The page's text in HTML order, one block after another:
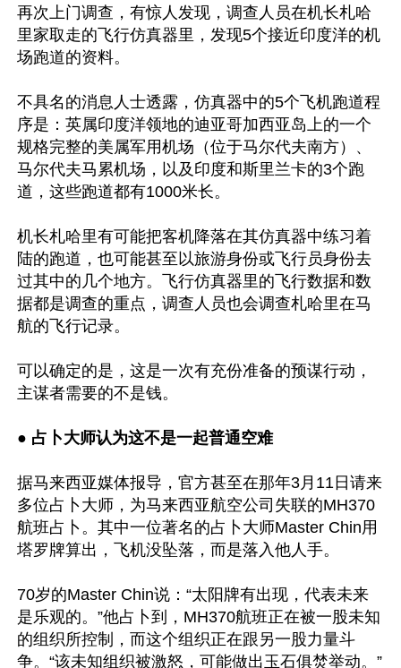
再次上门调查，有惊人发现，调查人员在机长札哈
里家取走的飞行仿真器里，发现5个接近印度洋的机
场跑道的资料。
不具名的消息人士透露，仿真器中的5个飞机跑道程
序是：英属印度洋领地的迪亚哥加西亚岛上的一个
规格完整的美属军用机场（位于马尔代夫南方）、
马尔代夫马累机场，以及印度和斯里兰卡的3个跑
道，这些跑道都有1000米长。
机长札哈里有可能把客机降落在其仿真器中练习着
陆的跑道，也可能甚至以旅游身份或飞行员身份去
过其中的几个地方。飞行仿真器里的飞行数据和数
据都是调查的重点，调查人员也会调查札哈里在马
航的飞行记录。
可以确定的是，这是一次有充份准备的预谋行动，
主谋者需要的不是钱。
● 占卜大师认为这不是一起普通空难
据马来西亚媒体报导，官方甚至在那年3月11日请来
多位占卜大师，为马来西亚航空公司失联的MH370
航班占卜。其中一位著名的占卜大师Master Chin用
塔罗牌算出，飞机没坠落，而是落入他人手。
70岁的Master Chin说：“太阳牌有出现，代表未来
是乐观的。”他占卜到，MH370航班正在被一股未知
的组织所控制，而这个组织正在跟另一股力量斗
争。“该未知组织被激怒，可能做出玉石俱焚举动。”